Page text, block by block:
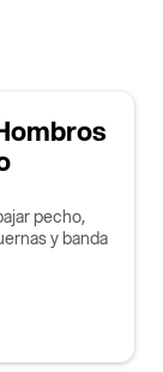
pecho,
y banda